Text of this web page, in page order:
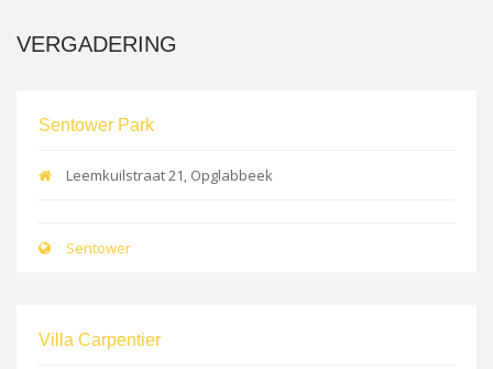
VERGADERING
Sentower Park
Leemkuilstraat 21, Opglabbeek
Sentower
Villa Carpentier